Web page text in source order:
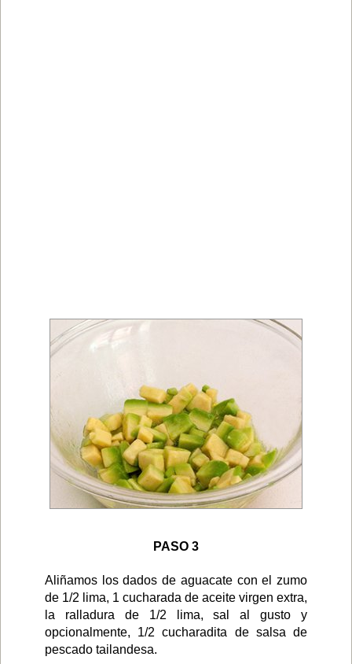
PASO 3
Aliñamos los dados de aguacate con el zumo
de 1/2 lima, 1 cucharada de aceite virgen extra,
la ralladura de 1/2 lima, sal al gusto y
opcionalmente, 1/2 cucharadita de salsa de
pescado tailandesa.